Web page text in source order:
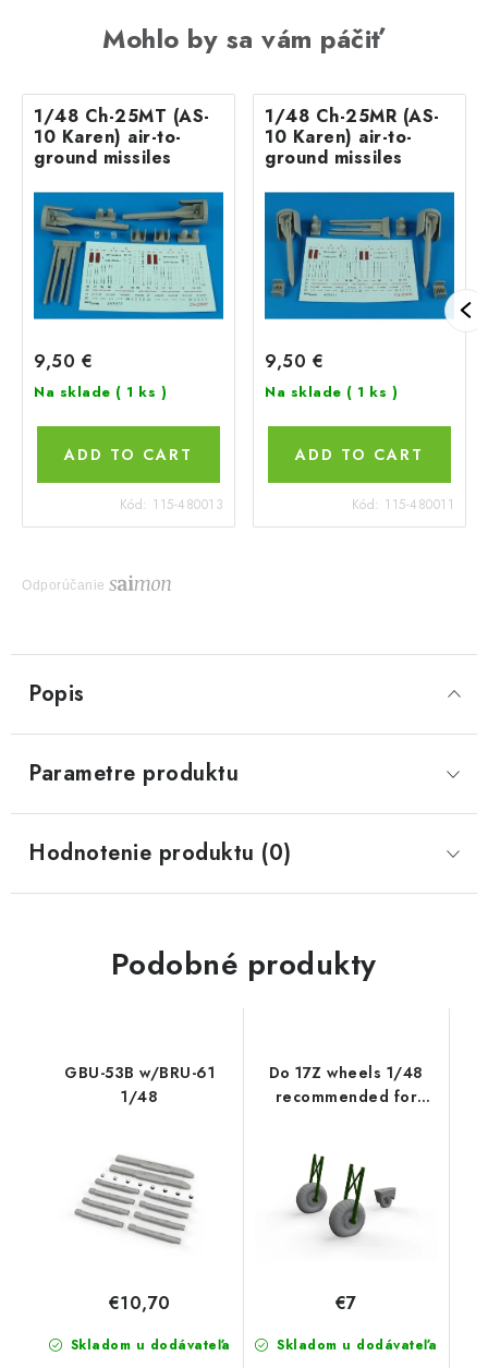
Mohlo by sa vám páčiť
1/48 Ch-25MT (AS-
10 Karen) air-to-
ground missiles
9,50 €
Na sklade ( 1 ks )
ADD TO CART
Kód: 115-480013
1/48 Ch-25MR (AS-
10 Karen) air-to-
ground missiles
9,50 €
Na sklade ( 1 ks )
ADD TO CART
Kód: 115-480011
Odporúčanie
Popis
Parametre produktu
Hodnotenie produktu (0)
Podobné produkty
GBU-53B w/BRU-61
1/48
Skladom u dodávateľa
€10,70
Do 17Z wheels 1/48
recommended for
Skladom u dodávateľa
€7